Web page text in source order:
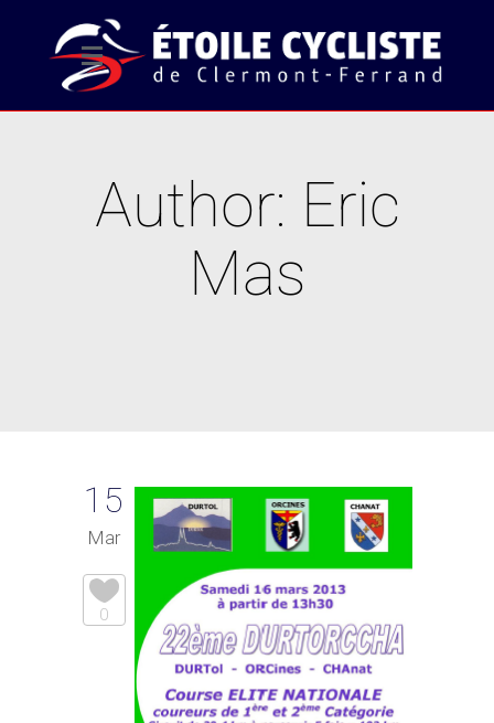
Author: Eric
Mas
15
Mar
0